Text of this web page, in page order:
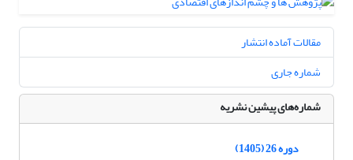
مقالات آماده انتشار
شماره جاری
شماره‌های پیشین نشریه
دوره 26 (1405)